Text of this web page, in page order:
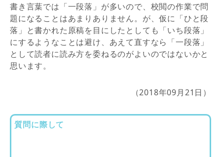
書き言葉では「一段落」が多いので、校閲の作業で問
題になることはあまりありません。が、仮に「ひと段
落」と書かれた原稿を目にしたとしても「いち段落」
にするようなことは避け、あえて直すなら「一段落」
として読者に読み方を委ねるのがよいのではないかと
思います。
（2018年09月21日）
質問に際して